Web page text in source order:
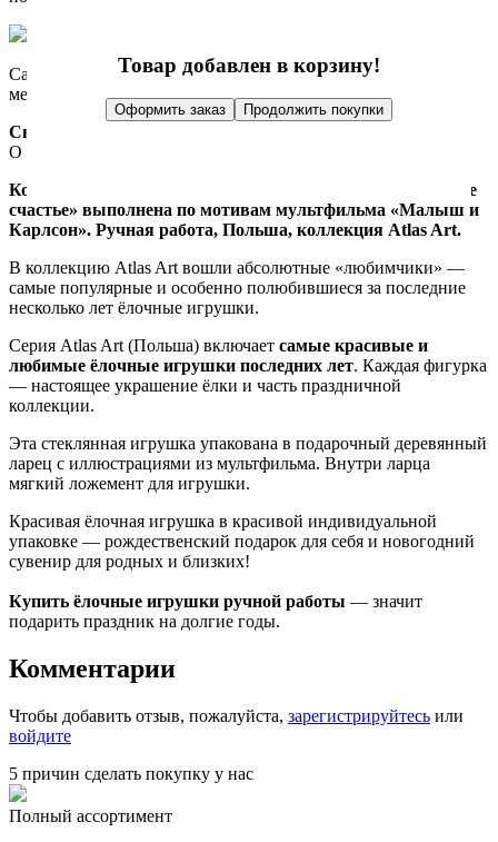
Самовывоз: Москва, Гончарная набережная, дом 3, стр. 5
метро Таганская
Связаться с нами:
О товаре
Коллекционная елочная игрушка из стекла «Не в варенье
счастье» выполнена по мотивам мультфильма «Малыш и
Карлсон». Ручная работа, Польша, коллекция Atlas Art.
В коллекцию Atlas Art вошли абсолютные «любимчики» —
самые популярные и особенно полюбившиеся за последние
несколько лет ёлочные игрушки.
Серия Atlas Art (Польша) включает самые красивые и
любимые ёлочные игрушки последних лет. Каждая фигурка
— настоящее украшение ёлки и часть праздничной
коллекции.
Эта стеклянная игрушка упакована в подарочный деревянный
ларец с иллюстрациями из мультфильма. Внутри ларца
мягкий ложемент для игрушки.
Красивая ёлочная игрушка в красивой индивидуальной
упаковке — рождественский подарок для себя и новогодний
сувенир для родных и близких!
Купить ёлочные игрушки ручной работы — значит
подарить праздник на долгие годы.
Комментарии
Чтобы добавить отзыв, пожалуйста, зарегистрируйтесь или
войдите
5 причин сделать покупку у нас
Полный ассортимент
Товар добавлен в корзину!
Оформить заказ Продолжить покупки